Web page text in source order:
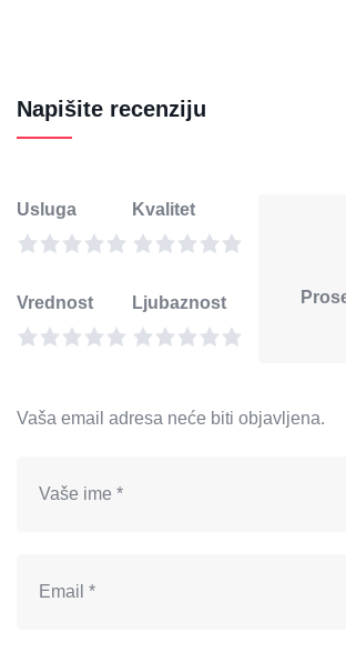
Napišite recenziju
Usluga Kvalitet
Vrednost Ljubaznost
Vaša email adresa neće biti objavljena.